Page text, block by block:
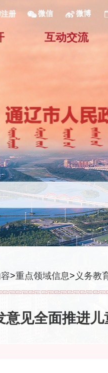
册 微信 微博
互动交流
>重点领域信息> 义务教
意见全面推进